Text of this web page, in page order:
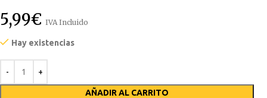
5,99€ IVA Incluido
Hay existencias
AÑADIR AL CARRITO